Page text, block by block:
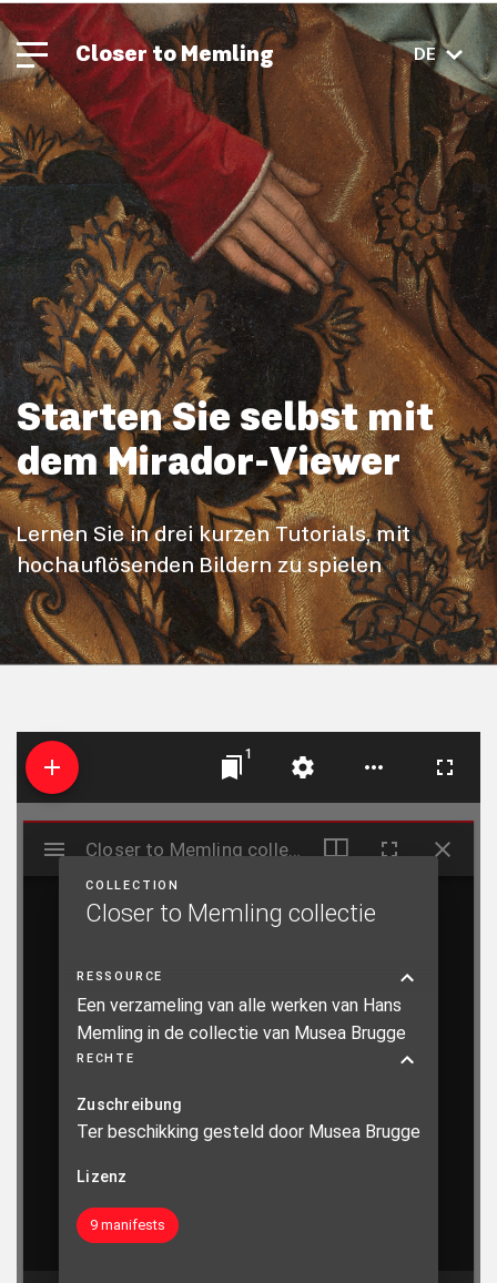
Closer to Memling DE
Starten Sie selbst mit
dem Mirador-Viewer
Lernen Sie in drei kurzen Tutorials, mit
hochauflösenden Bildern zu spielen
1
Mirador Closer to Memling collectie
No item selected
SHOW COLLECTION
COLLECTION
Closer to Memling collectie
RESSOURCE
Een verzameling van alle werken van Hans
Memling in de collectie van Musea Brugge
RECHTE
Zuschreibung
Ter beschikking gesteld door Musea Brugge
Lizenz
9 manifests
Closer to Memling collectie